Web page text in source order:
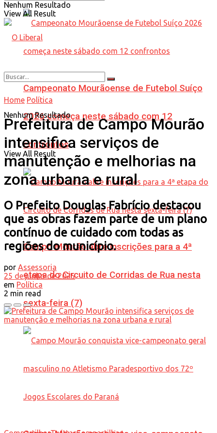
Campeonato Mourãoense de Futebol Suíço
2026 começa neste sábado com 12
confrontos
Campo Mourão abre inscrições para a 4ª
etapa do Circuito de Corridas de Rua nesta
sexta-feira (7)
Nenhum Resultado
View All Result
Nenhum Resultado
View All Result
Home Política
Prefeitura de Campo Mourão
intensifica serviços de
manutenção e melhorias na
zona urbana e rural
O Prefeito Douglas Fabrício destacou
que as obras fazem parte de um plano
contínuo de cuidado com todas as
regiões do município.
por Assessoria
25 de junho de 2025
em Política
2 min read